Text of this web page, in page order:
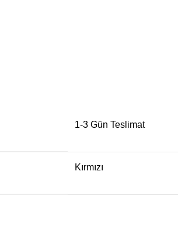
1-3 Gün Teslimat
Kırmızı